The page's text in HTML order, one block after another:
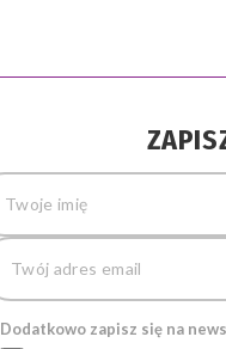
Dodatkowo zapisz się na